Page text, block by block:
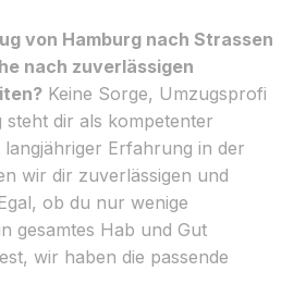
von Hamburg nach Strassen
nach zuverlässigen
Keine Sorge, Umzugsprofi
dir als kompetenter
Erfahrung in der
wir dir zuverlässigen und
ob du nur wenige
gesamtes Hab und Gut
wir haben die passende